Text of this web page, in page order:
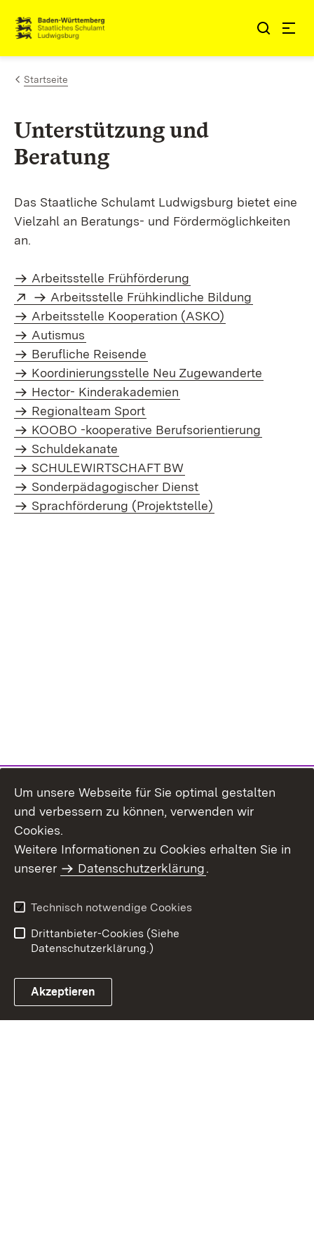
Zum Inhalt springen
Link zur Startseite
Startseite
Unterstützung und
Beratung
Das Staatliche Schulamt Ludwigsburg bietet eine
Vielzahl an Beratungs- und Fördermöglichkeiten
an.
Arbeitsstelle Frühförderung
Extern:
(Öffnet in neuem Fenster)
Arbeitsstelle Frühkindliche Bildung
Arbeitsstelle Kooperation (ASKO)
Autismus
Berufliche Reisende
Koordinierungsstelle Neu Zugewanderte
Hector- Kinderakademien
Regionalteam Sport
KOOBO -kooperative Berufsorientierung
Schuldekanate
SCHULEWIRTSCHAFT BW
Sonderpädagogischer Dienst
Sprachförderung (Projektstelle)
Benutzungshinweise
Erklärung zur
Um unsere Webseite für Sie optimal gestalten
und verbessern zu können, verwenden wir
Cookies.
Weitere Informationen zu Cookies erhalten Sie in
unserer
Datenschutzerklärung.
Technisch notwendige Cookies
Drittanbieter-Cookies (Siehe
Datenschutzerklärung.)
Akzeptieren